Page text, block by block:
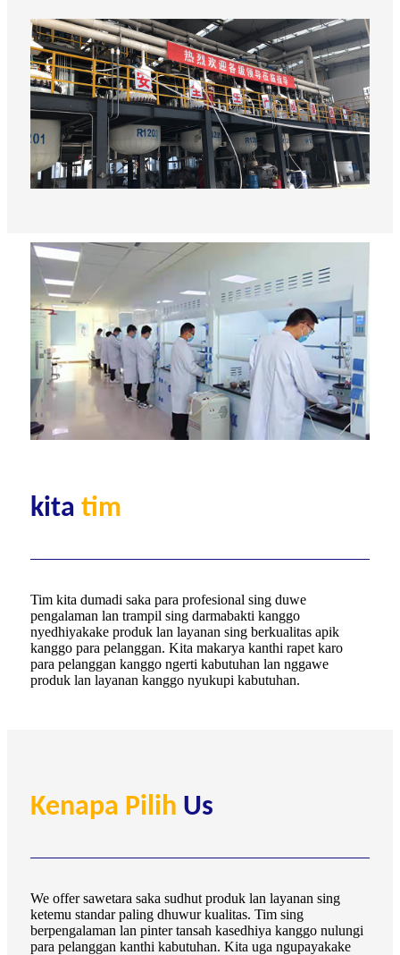
kita tim
Tim kita dumadi saka para profesional sing duwe
pengalaman lan trampil sing darmabakti kanggo
nyedhiyakake produk lan layanan sing berkualitas apik
kanggo para pelanggan. Kita makarya kanthi rapet karo
para pelanggan kanggo ngerti kabutuhan lan nggawe
produk lan layanan kanggo nyukupi kabutuhan.
Kenapa Pilih Us
We offer sawetara saka sudhut produk lan layanan sing
ketemu standar paling dhuwur kualitas. Tim sing
berpengalaman lan pinter tansah kasedhiya kanggo nulungi
para pelanggan kanthi kabutuhan. Kita uga ngupayakake